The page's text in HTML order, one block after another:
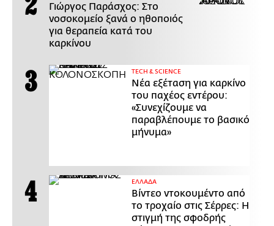
Γιώργος Παράσχος: Στο
νοσοκομείο ξανά ο ηθοποιός
για θεραπεία κατά του
καρκίνου
ΤECH & SCIENCE
Νέα εξέταση για καρκίνο
του παχέος εντέρου:
«Συνεχίζουμε να
παραβλέπουμε το βασικό
μήνυμα»
ΕΛΛΑΔΑ
Βίντεο ντοκουμέντο από
το τροχαίο στις Σέρρες: Η
στιγμή της σφοδρής